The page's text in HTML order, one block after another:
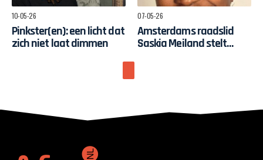
10-05-26
Pinkster(en): een licht dat
zich niet laat dimmen
07-05-26
Amsterdams raadslid
Saskia Meiland stelt